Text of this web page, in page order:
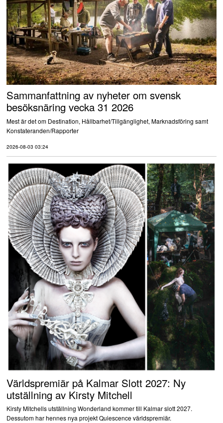
Sammanfattning av nyheter om svensk
besöksnäring vecka 31 2026
Mest är det om Destination, Hållbarhet/Tillgänglighet, Marknadsföring samt
Konstateranden/Rapporter
2026-08-03 03:24
Världspremiär på Kalmar Slott 2027: Ny
utställning av Kirsty Mitchell
Kirsty Mitchells utställning Wonderland kommer till Kalmar slott 2027.
Dessutom har hennes nya projekt Quiescence världspremiär.